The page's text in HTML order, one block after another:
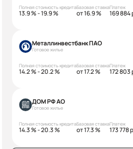
Полная стоимость кредита
13.9 % - 19.9 %
Базовая ставка
от 16.9 %
Платеж
169 884
Металлинвестбанк ПАО
Готовое жилье
Полная стоимость кредита
14.2 % - 20.2 %
Базовая ставка
от 17.2 %
Платеж
172 803
ДОМ РФ АО
Готовое жилье
Полная стоимость кредита
14.3 % - 20.3 %
Базовая ставка
от 17.3 %
Платеж
173 778